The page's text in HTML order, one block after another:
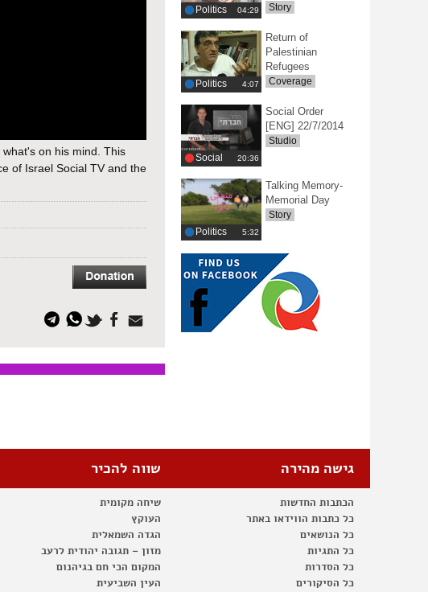
on his mind. This
of Israel Social TV and the
Politics ‎04:29 Story
Politics ‎4:07
Return of
Palestinian
Refugees
Coverage
Social ‎20:36
Social Order
[ENG] 22/7/2014
Studio
Politics ‎5:32
Talking Memory-
Memorial Day
Story
גישה מהירה
הכתבות החדשות
כל כתבות הווידאו באתר
כל הנושאים
כל התגיות
כל הסדרות
כל הסיקורים
שווה להכיר
שיחה מקומית
העוקץ
הגדה השמאלית
מזון – תגובה יהודית לרעב
המקום הכי חם בגיהנום
העין השביעית